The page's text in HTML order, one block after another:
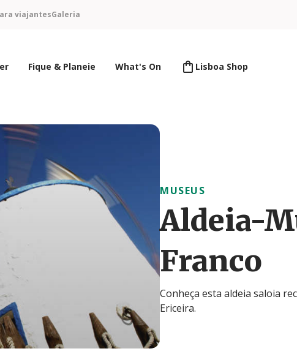
viajantesGaleria
Fique & Planeie What's On Lisboa Shop
MUSEUS
Aldeia-
Franco
Conheça esta aldeia saloia
Ericeira.